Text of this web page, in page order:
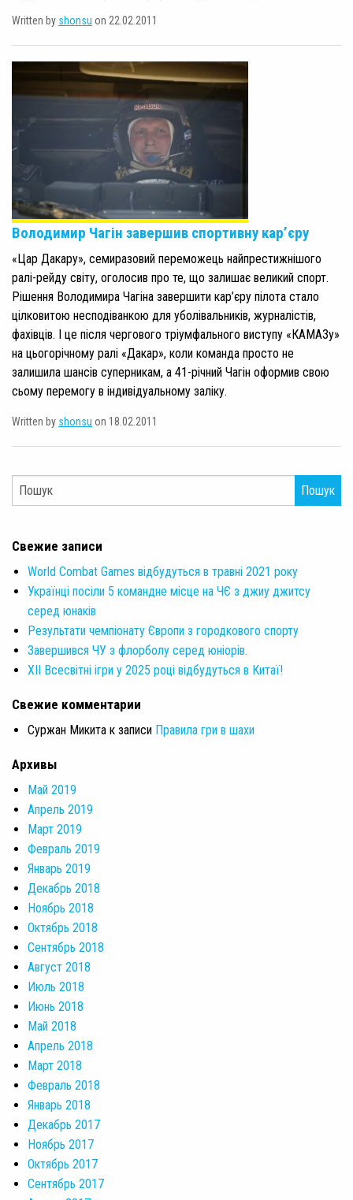
Written by shonsu on 22.02.2011
Володимир Чагін завершив спортивну кар’єру
«Цар Дакару», семиразовий переможець найпрестижнішого
ралі-рейду світу, оголосив про те, що залишає великий спорт.
Рішення Володимира Чагіна завершити кар’єру пілота стало
цілковитою несподіванкою для уболівальників, журналістів,
фахівців. І це після чергового тріумфального виступу «КАМАЗу»
на цьогорічному ралі «Дакар», коли команда просто не
залишила шансів суперникам, а 41-річний Чагін оформив свою
сьому перемогу в індивідуальному заліку.
Written by shonsu on 18.02.2011
Пошук
Свежие записи
World Combat Games відбудуться в травні 2021 року
Українці посіли 5 командне місце на ЧЄ з джиу джитсу
серед юнаків
Результати чемпіонату Європи з городкового спорту
Завершився ЧУ з флорболу серед юніорів.
XII Всесвітні ігри у 2025 році відбудуться в Китаї!
Свежие комментарии
Суржан Микита к записи Правила гри в шахи
Архивы
Май 2019
Апрель 2019
Март 2019
Февраль 2019
Январь 2019
Декабрь 2018
Ноябрь 2018
Октябрь 2018
Сентябрь 2018
Август 2018
Июль 2018
Июнь 2018
Май 2018
Апрель 2018
Март 2018
Февраль 2018
Январь 2018
Декабрь 2017
Ноябрь 2017
Октябрь 2017
Сентябрь 2017